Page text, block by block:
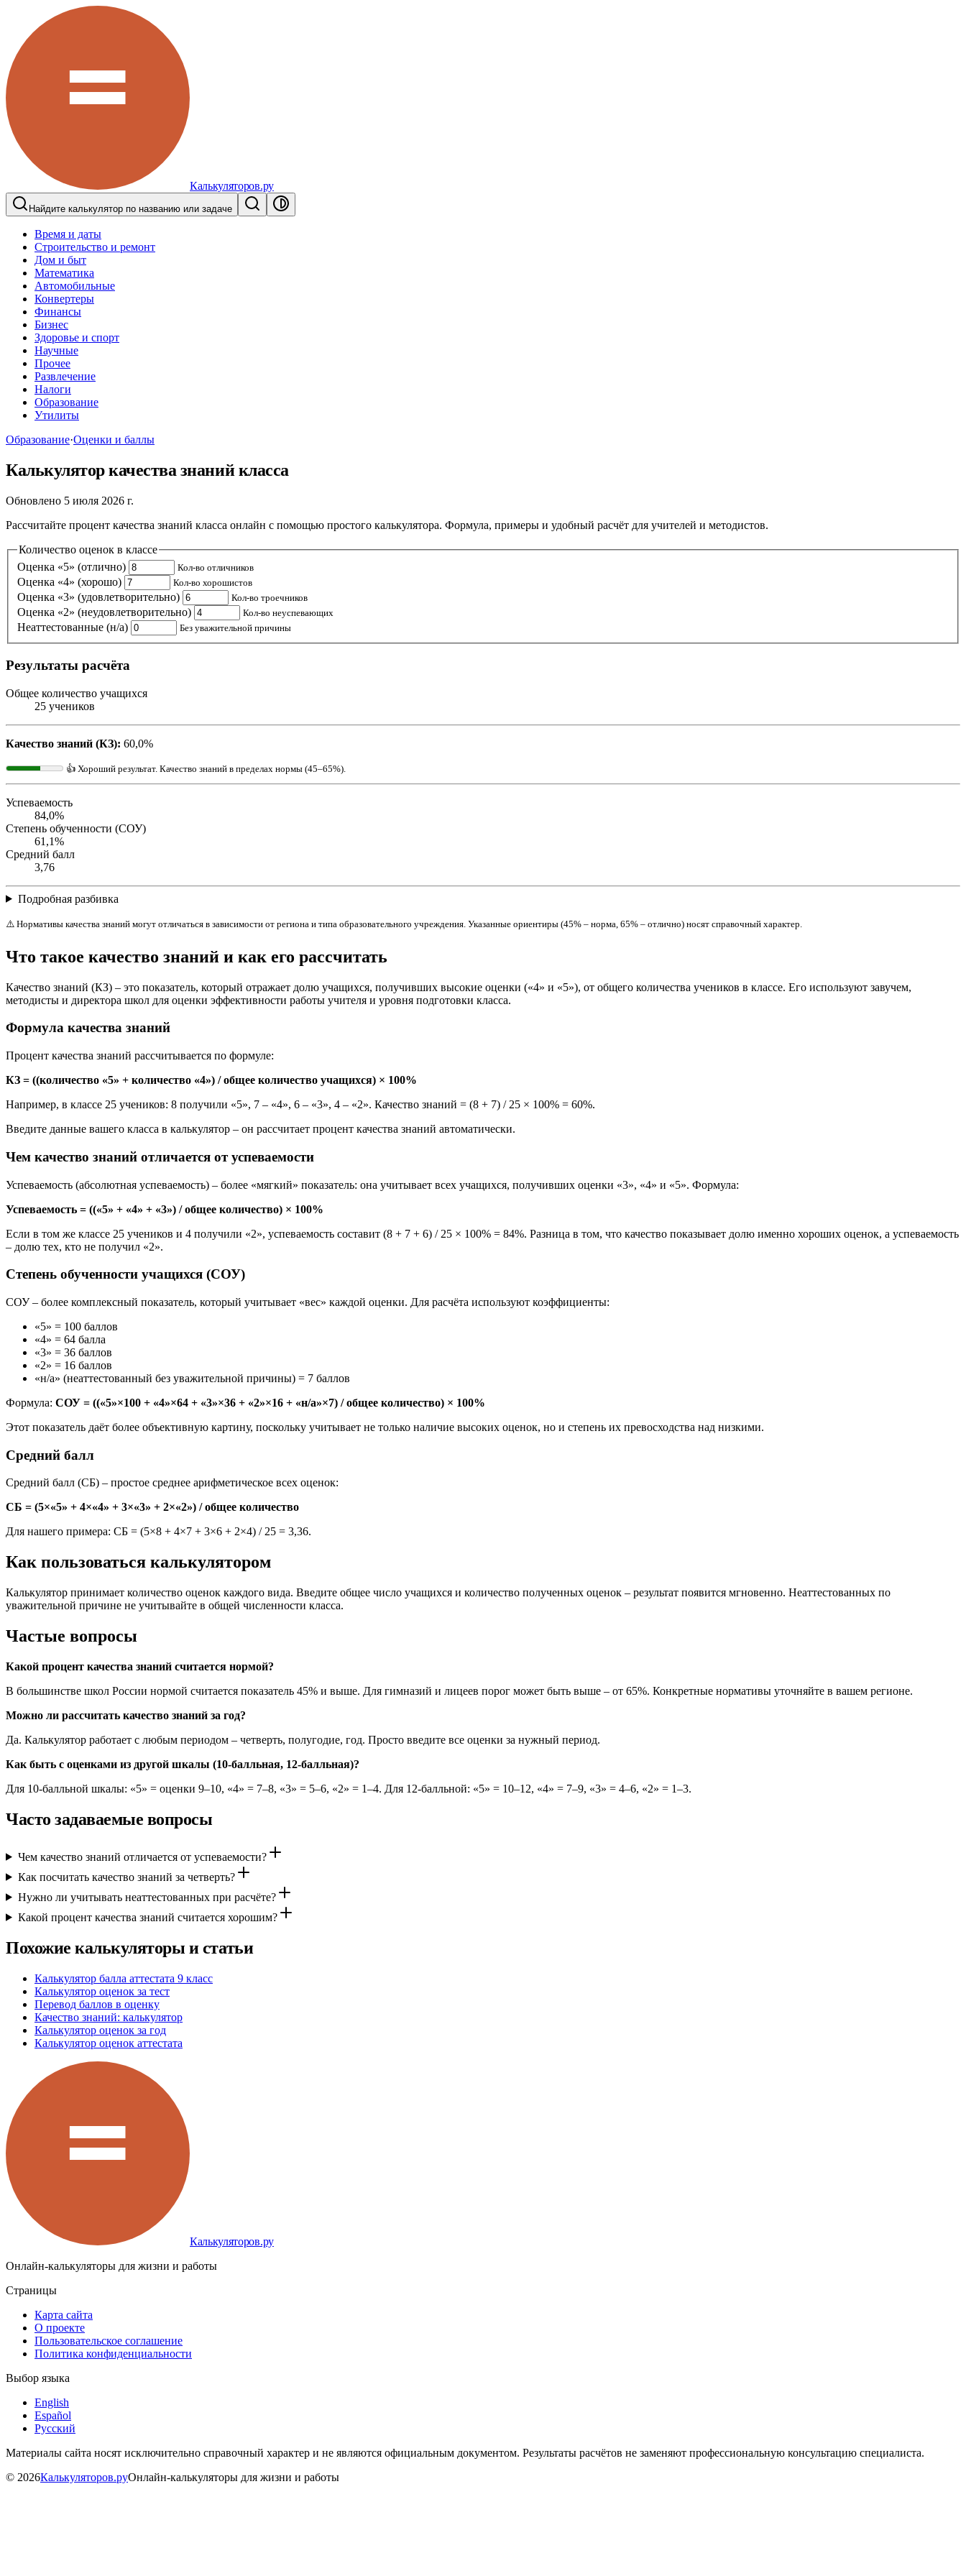
Калькуляторов.ру
Найдите калькулятор по названию или задаче
Время и даты
Строительство и ремонт
Дом и быт
Математика
Автомобильные
Конвертеры
Финансы
Бизнес
Здоровье и спорт
Научные
Прочее
Развлечение
Налоги
Образование
Утилиты
Образование·Оценки и баллы
Калькулятор качества знаний класса
Обновлено 5 июля 2026 г.
Рассчитайте процент качества знаний класса онлайн с помощью простого калькулятора. Формула, примеры и удобный расчёт для учителей и методистов.
Количество оценок в классе
Оценка «5» (отлично)
Кол-во отличников
Оценка «4» (хорошо) Кол-во хорошистов
Оценка «3» (удовлетворительно) Кол-во троечников
Оценка «2» (неудовлетворительно) Кол-во неуспевающих
Неаттестованные (н/а) Без уважительной причины
Результаты расчёта
Общее количество учащихся
25 учеников
Качество знаний (КЗ): 60,0%
👍 Хороший результат. Качество знаний в пределах нормы (45–65%).
Успеваемость
84,0%
Степень обученности (СОУ)
61,1%
Средний балл
3,76
Подробная разбивка
⚠️ Нормативы качества знаний могут отличаться в зависимости от региона и типа образовательного учреждения. Указанные ориентиры (45% – норма, 65% – отлично) носят справочный характер.
Что такое качество знаний и как его рассчитать
Качество знаний (КЗ) – это показатель, который отражает долю учащихся, получивших высокие оценки («4» и «5»), от общего количества учеников в классе. Его используют завучем,
методисты и директора школ для оценки эффективности работы учителя и уровня подготовки класса.
Формула качества знаний
Процент качества знаний рассчитывается по формуле:
КЗ = ((количество «5» + количество «4») / общее количество учащихся) × 100%
Например, в классе 25 учеников: 8 получили «5», 7 – «4», 6 – «3», 4 – «2». Качество знаний = (8 + 7) / 25 × 100% = 60%.
Введите данные вашего класса в калькулятор – он рассчитает процент качества знаний автоматически.
Чем качество знаний отличается от успеваемости
Успеваемость (абсолютная успеваемость) – более «мягкий» показатель: она учитывает всех учащихся, получивших оценки «3», «4» и «5». Формула:
Успеваемость = ((«5» + «4» + «3») / общее количество) × 100%
Если в том же классе 25 учеников и 4 получили «2», успеваемость составит (8 + 7 + 6) / 25 × 100% = 84%. Разница в том, что качество показывает долю именно хороших оценок, а успеваемость
– долю тех, кто не получил «2».
Степень обученности учащихся (СОУ)
СОУ – более комплексный показатель, который учитывает «вес» каждой оценки. Для расчёта используют коэффициенты:
«5» = 100 баллов
«4» = 64 балла
«3» = 36 баллов
«2» = 16 баллов
«н/а» (неаттестованный без уважительной причины) = 7 баллов
Формула: СОУ = ((«5»×100 + «4»×64 + «3»×36 + «2»×16 + «н/а»×7) / общее количество) × 100%
Этот показатель даёт более объективную картину, поскольку учитывает не только наличие высоких оценок, но и степень их превосходства над низкими.
Средний балл
Средний балл (СБ) – простое среднее арифметическое всех оценок:
СБ = (5×«5» + 4×«4» + 3×«3» + 2×«2») / общее количество
Для нашего примера: СБ = (5×8 + 4×7 + 3×6 + 2×4) / 25 = 3,36.
Как пользоваться калькулятором
Калькулятор принимает количество оценок каждого вида. Введите общее число учащихся и количество полученных оценок – результат появится мгновенно. Неаттестованных по
уважительной причине не учитывайте в общей численности класса.
Частые вопросы
Какой процент качества знаний считается нормой?
В большинстве школ России нормой считается показатель 45% и выше. Для гимназий и лицеев порог может быть выше – от 65%. Конкретные нормативы уточняйте в вашем регионе.
Можно ли рассчитать качество знаний за год?
Да. Калькулятор работает с любым периодом – четверть, полугодие, год. Просто введите все оценки за нужный период.
Как быть с оценками из другой шкалы (10-балльная, 12-балльная)?
Для 10-балльной шкалы: «5» = оценки 9–10, «4» = 7–8, «3» = 5–6, «2» = 1–4. Для 12-балльной: «5» = 10–12, «4» = 7–9, «3» = 4–6, «2» = 1–3.
Часто задаваемые вопросы
Чем качество знаний отличается от успеваемости?
Как посчитать качество знаний за четверть?
Нужно ли учитывать неаттестованных при расчёте?
Какой процент качества знаний считается хорошим?
Похожие калькуляторы и статьи
Калькулятор балла аттестата 9 класс
Калькулятор оценок за тест
Перевод баллов в оценку
Качество знаний: калькулятор
Калькулятор оценок за год
Калькулятор оценок аттестата
Калькуляторов.ру
Онлайн-калькуляторы для жизни и работы
Страницы
Карта сайта
О проекте
Пользовательское соглашение
Политика конфиденциальности
Выбор языка
English
Español
Русский
Материалы сайта носят исключительно справочный характер и не являются официальным документом. Результаты расчётов не заменяют профессиональную консультацию специалиста.
© 2026Калькуляторов.руОнлайн-калькуляторы для жизни и работы